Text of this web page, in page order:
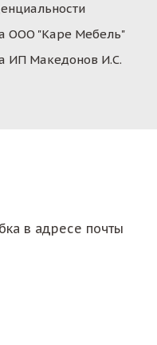
ООО "Каре Мебель"
ИП Македонов И.С.
в адресе почты